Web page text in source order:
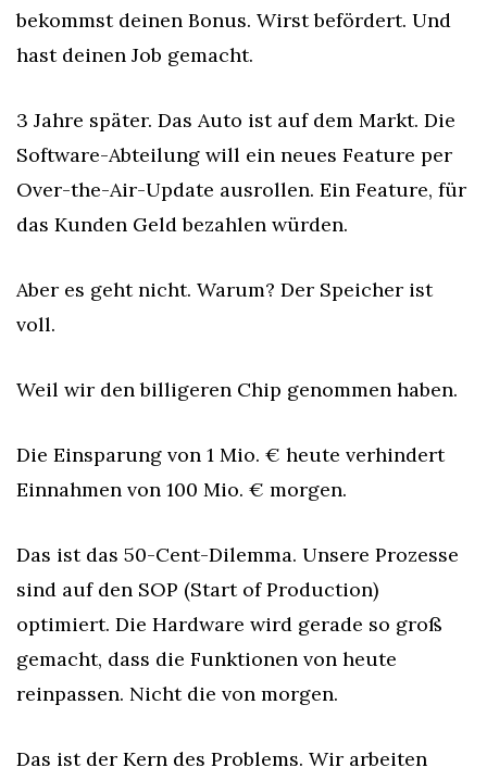
bekommst deinen Bonus. Wirst befördert. Und
hast deinen Job gemacht.
3 Jahre später. Das Auto ist auf dem Markt. Die
Software-Abteilung will ein neues Feature per
Over-the-Air-Update ausrollen. Ein Feature, für
das Kunden Geld bezahlen würden.
Aber es geht nicht. Warum? Der Speicher ist
voll.
Weil wir den billigeren Chip genommen haben.
Die Einsparung von 1 Mio. € heute verhindert
Einnahmen von 100 Mio. € morgen.
Das ist das 50-Cent-Dilemma. Unsere Prozesse
sind auf den SOP (Start of Production)
optimiert. Die Hardware wird gerade so groß
gemacht, dass die Funktionen von heute
reinpassen. Nicht die von morgen.
Das ist der Kern des Problems. Wir arbeiten